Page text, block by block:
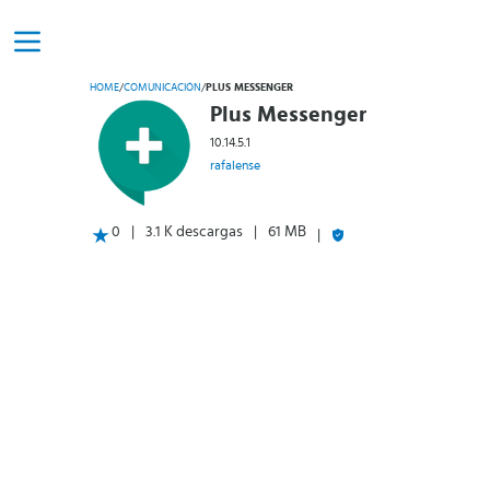
HOME/COMUNICACIÓN/ PLUS MESSENGER
Plus Messenger
10.14.5.1
rafalense
0 3.1 K descargas 61 MB